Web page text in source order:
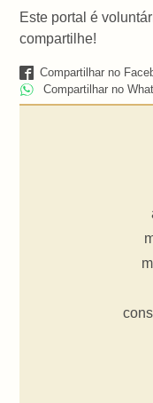
Este portal é
compartilhe!
Compartilhar no
Compartilhar no